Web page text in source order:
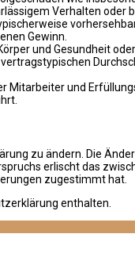
Verhalten oder
Gewinn.
und Gesundheit
Mitarbeiter und
zu ändern. Die
erlischt das
zugestimmt hat.
enthalten.